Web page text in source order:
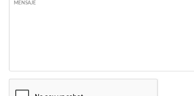
MENSAJE